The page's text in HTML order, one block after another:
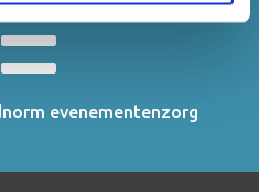
evenementenzorg